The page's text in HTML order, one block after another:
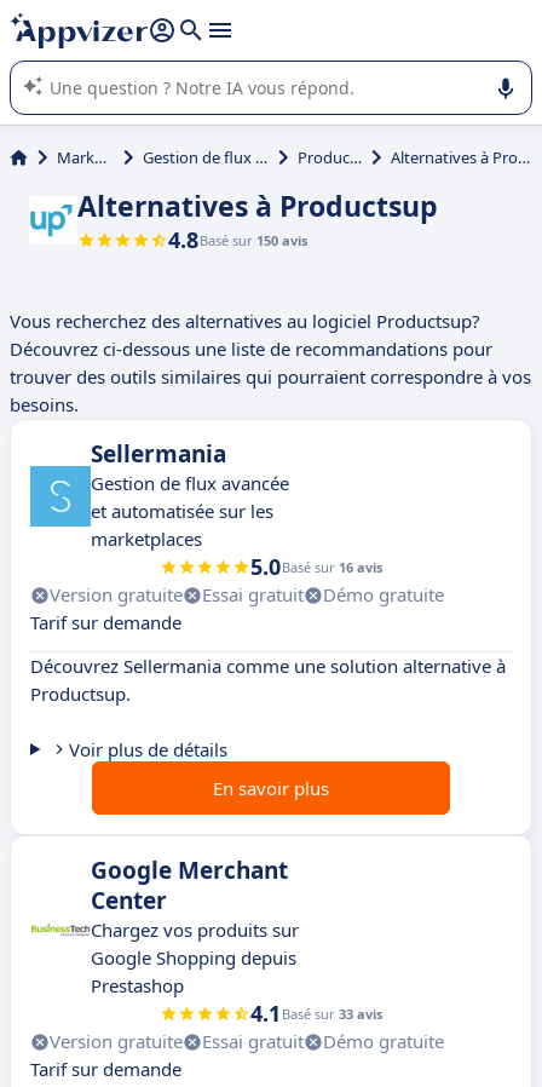
répondre (plusieurs lignes avec
L'IA de Appvizer vous guide dans l'utilisation ou la sélection de
logiciel SaaS en entreprise.
Marketing Gestion de flux produit Productsup Alternatives à Productsup
Alternatives à Productsup
4.8Basé sur 150 avis
Vous recherchez des alternatives au logiciel Productsup?
Découvrez ci-dessous une liste de recommandations pour
trouver des outils similaires qui pourraient correspondre à vos
besoins.
Sellermania
Gestion de flux avancée
et automatisée sur les
marketplaces
5.0Basé sur 16 avis
Version gratuite Essai gratuit
Démo gratuite
Tarif sur demande
Découvrez Sellermania comme une solution alternative à
Productsup.
Voir plus de détails
En savoir plus
Google Merchant
Center
Chargez vos produits sur
Google Shopping depuis
Prestashop
4.1 Basé sur 33 avis
Version gratuite Essai gratuit
Démo gratuite
Tarif sur demande